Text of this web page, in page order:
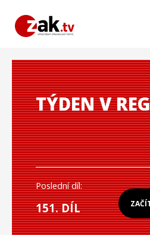
TÝDEN V
Poslední díl:
151. DÍL